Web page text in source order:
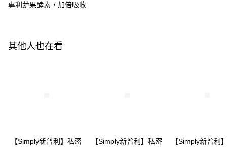
【關於「AFTEE先享後付」】
２．便利：只要手機號碼，簡訊認證，即可結帳。
３．安心：先確認商品／服務後，再付款。
後付繳納相關費用。
專利蔬果酵素，加倍吸收
其他人也在看
【Simply新普利】私密
【Simply新普利】私密
【Simply新普利